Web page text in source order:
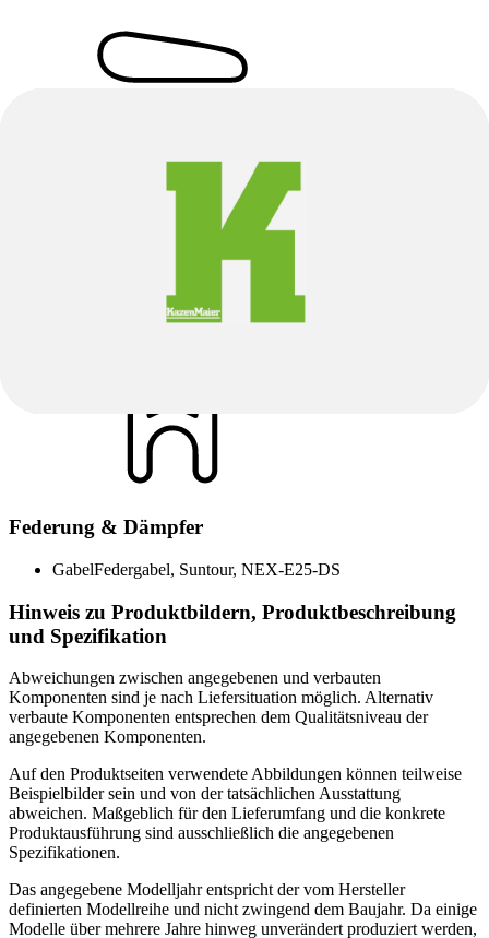
Federung & Dämpfer
GabelFedergabel, Suntour, NEX-E25-DS
Hinweis zu Produktbildern, Produktbeschreibung
und Spezifikation
Abweichungen zwischen angegebenen und verbauten
Komponenten sind je nach Liefersituation möglich. Alternativ
verbaute Komponenten entsprechen dem Qualitätsniveau der
angegebenen Komponenten.
Auf den Produktseiten verwendete Abbildungen können teilweise
Beispielbilder sein und von der tatsächlichen Ausstattung
abweichen. Maßgeblich für den Lieferumfang und die konkrete
Produktausführung sind ausschließlich die angegebenen
Spezifikationen.
Das angegebene Modelljahr entspricht der vom Hersteller
definierten Modellreihe und nicht zwingend dem Baujahr. Da einige
Modelle über mehrere Jahre hinweg unverändert produziert werden,